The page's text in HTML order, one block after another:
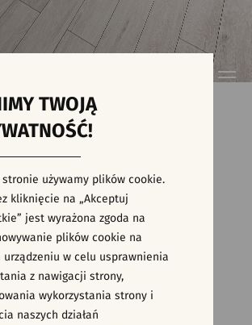
Kolekcje
WYSZUKIWARKA PŁYTEK
TWOJĄ
używamy plików cookie.
kliknięcie na „Akceptuj
jest wyrażona zgoda na
plików cookie na
urządzeniu w celu usprawnienia
z nawigacji strony,
wykorzystania strony i
naszych działań